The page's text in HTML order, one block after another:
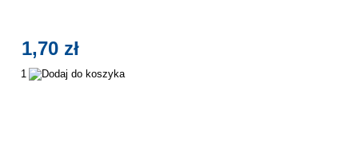
1,70 zł